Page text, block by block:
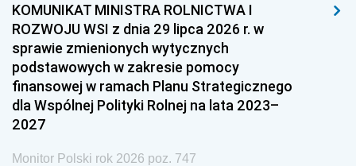
KOMUNIKAT MINISTRA ROLNICTWA I
ROZWOJU WSI z dnia 29 lipca 2026 r. w
sprawie zmienionych wytycznych
podstawowych w zakresie pomocy
finansowej w ramach Planu Strategicznego
dla Wspólnej Polityki Rolnej na lata 2023–
2027
Monitor Polski rok 2026 poz. 747